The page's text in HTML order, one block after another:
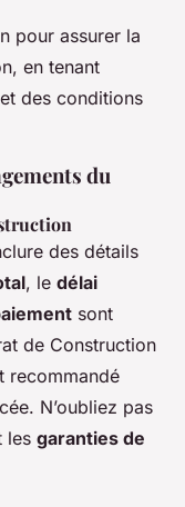
pour assurer la
en tenant
des conditions
du
des détails
, le délai
sont
de Construction
recommandé
N’oubliez pas
les garanties de